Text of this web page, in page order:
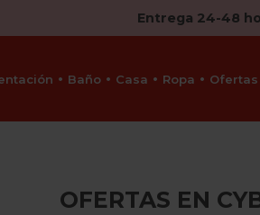
Entrega 24-48
Baño Casa Ropa Ofertas
OFERTAS EN